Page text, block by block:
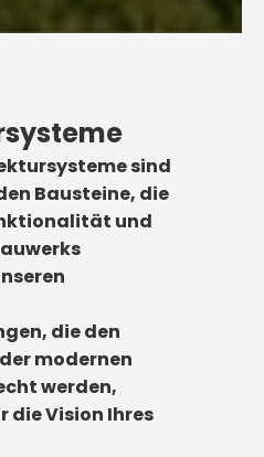
sind
Bausteine, die
und
die den
modernen
werden,
die Vision Ihres